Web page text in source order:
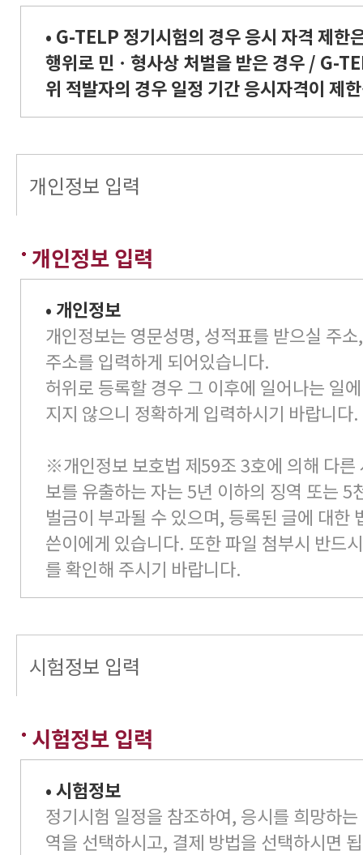
• G-TELP 정기시험의 경우 응시 자격 제한
행위로 민ㆍ형사상 처벌을 받은 경우 / G-
위 적발자의 경우 일정 기간 응시자격이 제
개인정보 입력
개인정보 입력
• 개인정보
개인정보는 영문성명, 성적표를 받으실 주
주소를 입력하게 되어있습니다.
허위로 등록할 경우 그 이후에 일어나는 일
지지 않으니 정확하게 입력하시기 바랍니다.
※개인정보 보호법 제59조 3호에 의해 다른
보를 유출하는 자는 5년 이하의 징역 또는 5
벌금이 부과될 수 있으며, 등록된 글에 대한
쓴이에게 있습니다. 또한 파일 첨부시 반드
를 확인해 주시기 바랍니다.
시험정보 입력
시험정보 입력
• 시험정보
정기시험 일정을 참조하여, 응시를 희망하
역을 선택하시고, 결제 방법을 선택하시면